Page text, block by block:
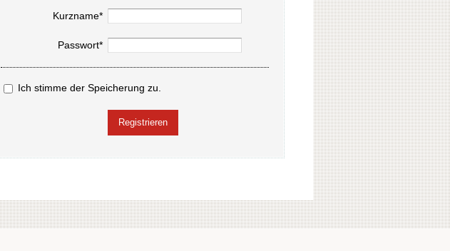
Kurzname*
Passwort*
Ich stimme der Speicherung zu.